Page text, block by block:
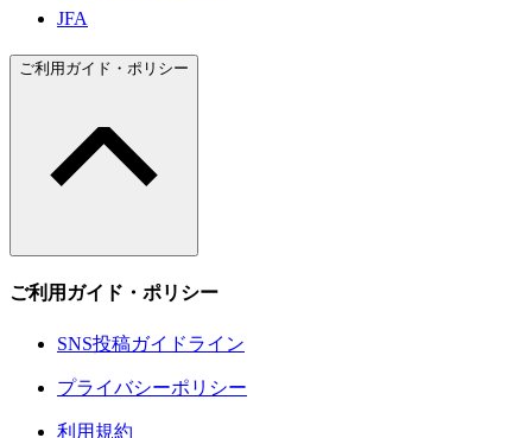
JFA
ご利用ガイド・ポリシー
ご利用ガイド・ポリシー
SNS投稿ガイドライン
プライバシーポリシー
利用規約